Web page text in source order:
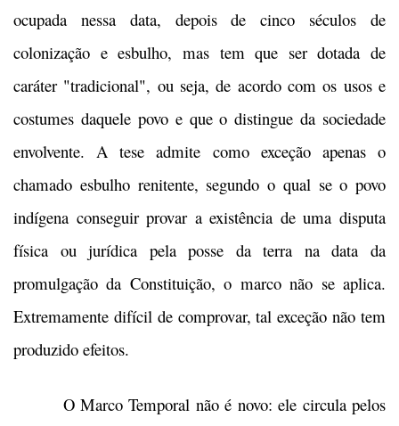
ocupada nessa data, depois de cinco séculos de
colonização e esbulho, mas tem que ser dotada de
caráter "tradicional", ou seja, de acordo com os usos e
costumes daquele povo e que o distingue da sociedade
envolvente. A tese admite como exceção apenas o
chamado esbulho renitente, segundo o qual se o povo
indígena conseguir provar a existência de uma disputa
física ou jurídica pela posse da terra na data da
promulgação da Constituição, o marco não se aplica.
Extremamente difícil de comprovar, tal exceção não tem
produzido efeitos.
O Marco Temporal não é novo: ele circula pelos